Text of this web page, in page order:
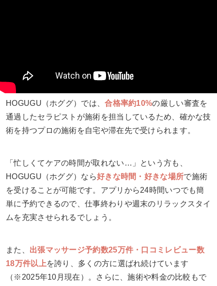
HOGUGU（ホググ）では、合格率約10%の厳しい審査を
通過したセラピストが施術を担当しているため、確かな技
術を持つプロの施術を自宅や滞在先で受けられます。
「忙しくてケアの時間が取れない…」という方も、
HOGUGU（ホググ）なら好きな時間・好きな場所で施術
を受けることが可能です。アプリから24時間いつでも簡
単に予約できるので、仕事終わりや週末のリラックスタイ
ムを充実させられるでしょう。
また、 出張マッサージ予約数25万件・口コミレビュー数
18万件以上を誇り、多くの方に選ばれ続けています
（※2025年10月現在）。さらに、施術や料金の比較もで